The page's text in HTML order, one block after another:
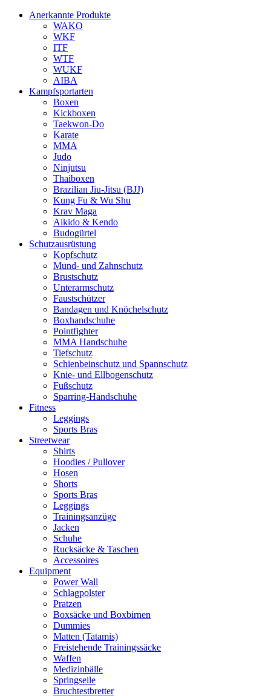
Anerkannte Produkte
WAKO
WKF
ITF
WTF
WUKF
AIBA
Kampfsportarten
Boxen
Kickboxen
Taekwon-Do
Karate
MMA
Judo
Ninjutsu
Thaiboxen
Brazilian Jiu-Jitsu (BJJ)
Kung Fu & Wu Shu
Krav Maga
Aikido & Kendo
Budogürtel
Schutzausrüstung
Kopfschutz
Mund- und Zahnschutz
Brustschutz
Unterarmschutz
Faustschützer
Bandagen und Knöchelschutz
Boxhandschuhe
Pointfighter
MMA Handschuhe
Tiefschutz
Schienbeinschutz und Spannschutz
Knie- und Ellbogenschutz
Fußschutz
Sparring-Handschuhe
Fitness
Leggings
Sports Bras
Streetwear
Shirts
Hoodies / Pullover
Hosen
Shorts
Sports Bras
Leggings
Trainingsanzüge
Jacken
Schuhe
Rucksäcke & Taschen
Accessoires
Equipment
Power Wall
Schlagpolster
Pratzen
Boxsäcke und Boxbirnen
Dummies
Matten (Tatamis)
Freistehende Trainingssäcke
Waffen
Medizinbälle
Springseile
Bruchtestbretter